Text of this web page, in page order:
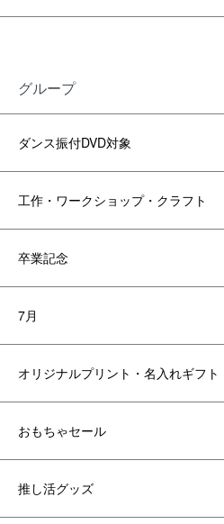
グループ
ダンス振付DVD対象
工作・ワークショップ・クラフト
卒業記念
7月
オリジナルプリント・名入れギフト
おもちゃセール
推し活グッズ